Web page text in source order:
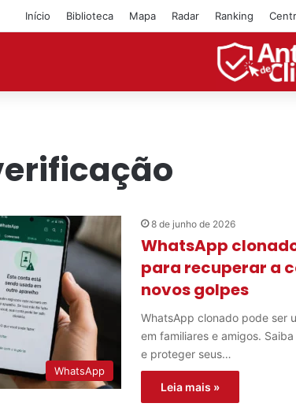
Início Biblioteca Mapa Radar Ranking
WhatsApp
8 de junho de 2026
WhatsApp
para recuperar a
novos golpes
WhatsApp clonado pode ser
em familiares e amigos.
e proteger seus…
Leia mais »